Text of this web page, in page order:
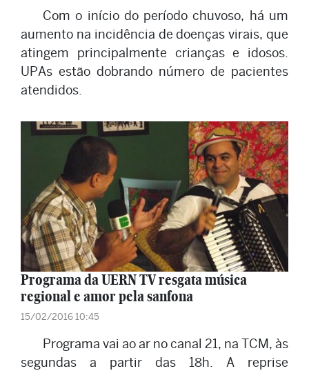
Com o início do período chuvoso, há um
aumento na incidência de doenças virais, que
atingem principalmente crianças e idosos.
UPAs estão dobrando número de pacientes
atendidos.
Programa da UERN TV resgata música
regional e amor pela sanfona
15/02/2016 10:45
Programa vai ao ar no canal 21, na TCM, às
segundas a partir das 18h. A reprise